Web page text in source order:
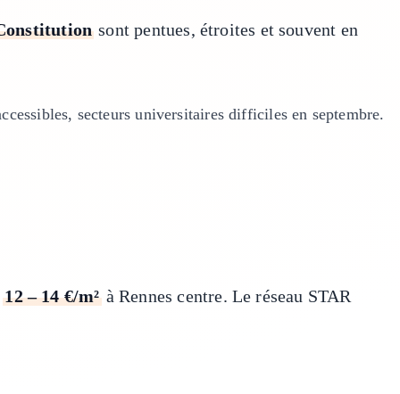
sont pentues, étroites et souvent en
secteurs universitaires difficiles en septembre.
12 – 14 €/m²à Rennes centre. Le réseau STAR